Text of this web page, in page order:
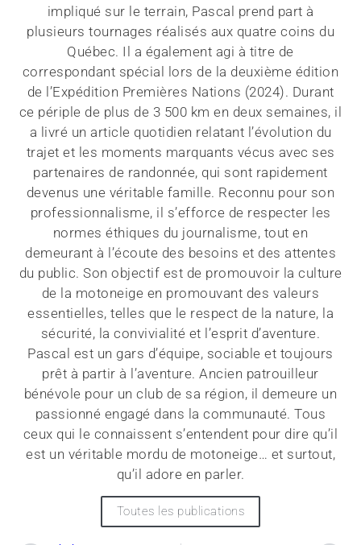
impliqué sur le terrain, Pascal prend part à
plusieurs tournages réalisés aux quatre coins du
Québec. Il a également agi à titre de
correspondant spécial lors de la deuxième édition
de l’Expédition Premières Nations (2024). Durant
ce périple de plus de 3 500 km en deux semaines, il
a livré un article quotidien relatant l’évolution du
trajet et les moments marquants vécus avec ses
partenaires de randonnée, qui sont rapidement
devenus une véritable famille. Reconnu pour son
professionnalisme, il s’efforce de respecter les
normes éthiques du journalisme, tout en
demeurant à l’écoute des besoins et des attentes
du public. Son objectif est de promouvoir la culture
de la motoneige en promouvant des valeurs
essentielles, telles que le respect de la nature, la
sécurité, la convivialité et l’esprit d’aventure.
Pascal est un gars d’équipe, sociable et toujours
prêt à partir à l’aventure. Ancien patrouilleur
bénévole pour un club de sa région, il demeure un
passionné engagé dans la communauté. Tous
ceux qui le connaissent s’entendent pour dire qu’il
est un véritable mordu de motoneige… et surtout,
qu’il adore en parler.
Toutes les publications